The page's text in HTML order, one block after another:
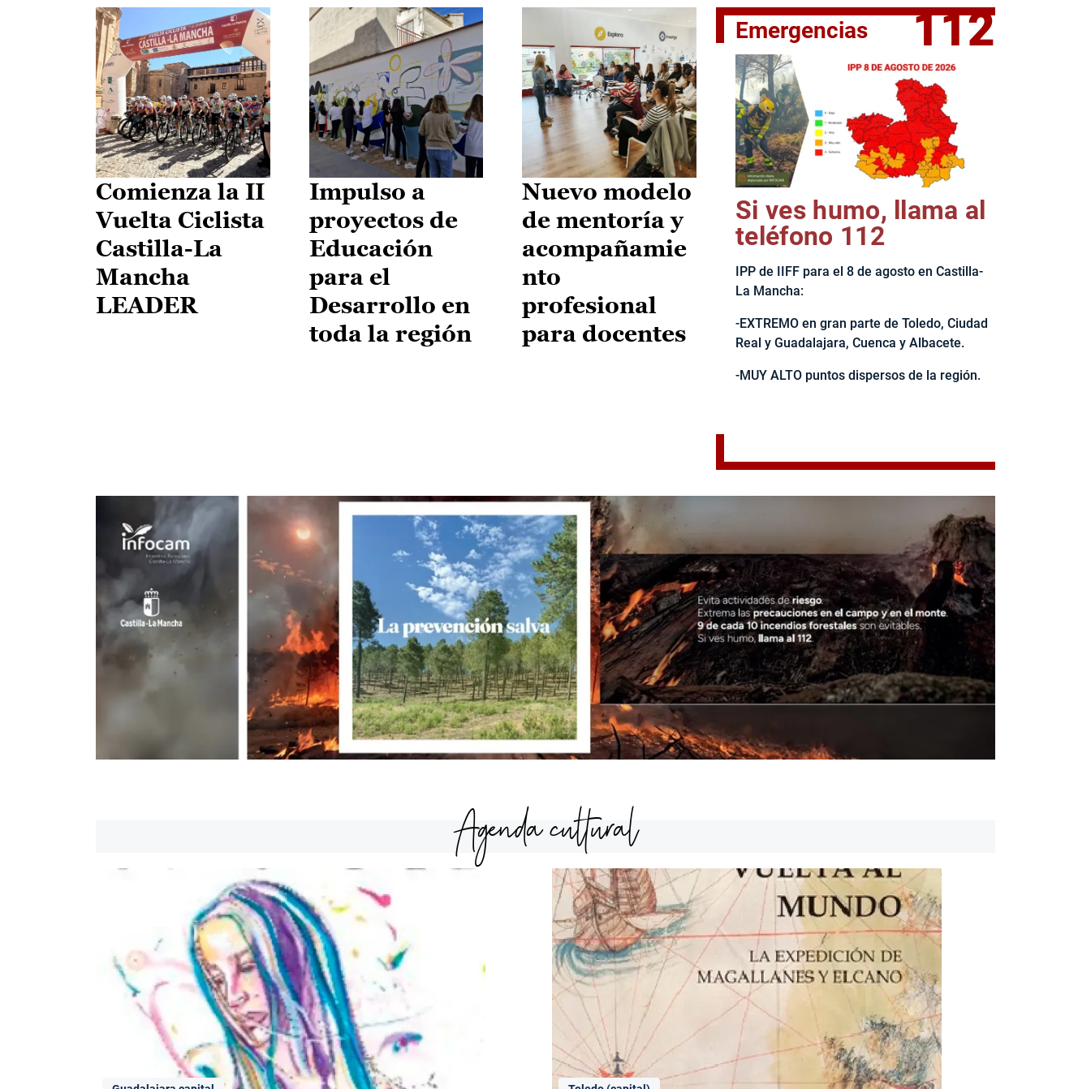
II Vuelta Ciclista CLM LEADER
Comienza la II
Vuelta Ciclista
Castilla-La
Mancha
LEADER
Impulso a
proyectos de
Educación
para el
Desarrollo en
toda la región
Nuevo modelo
de mentoría y
acompañamie
nto
profesional
para docentes
Emergencias 112
Si ves humo, llama al
teléfono 112
IPP de IIFF para el 8 de agosto en Castilla-
La Mancha:
-EXTREMO en gran parte de Toledo, Ciudad
Real y Guadalajara, Cuenca y Albacete.
-MUY ALTO puntos dispersos de la región.
Agenda cultural